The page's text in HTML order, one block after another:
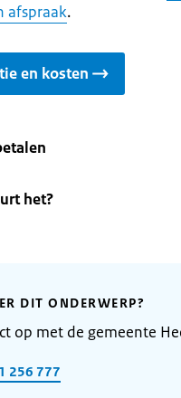
afspraak.
en kosten
het?
DIT ONDERWERP?
op met de gemeente
256 777